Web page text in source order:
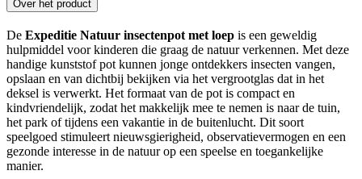
Over het product
De Expeditie Natuur insectenpot met loep is een geweldig
hulpmiddel voor kinderen die graag de natuur verkennen. Met deze
handige kunststof pot kunnen jonge ontdekkers insecten vangen,
opslaan en van dichtbij bekijken via het vergrootglas dat in het
deksel is verwerkt. Het formaat van de pot is compact en
kindvriendelijk, zodat het makkelijk mee te nemen is naar de tuin,
het park of tijdens een vakantie in de buitenlucht. Dit soort
speelgoed stimuleert nieuwsgierigheid, observatievermogen en een
gezonde interesse in de natuur op een speelse en toegankelijke
manier.